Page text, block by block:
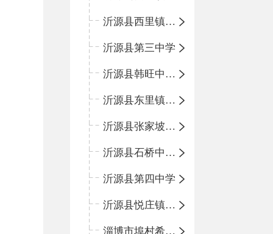
沂源县西里镇团圆小学
沂源县第三中学
沂源县韩旺中心学校
沂源县东里镇中心小学
沂源县张家坡中心学校
沂源县石桥中心学校
沂源县第四中学
沂源县悦庄镇中心小学
淄博市埠村希望小学